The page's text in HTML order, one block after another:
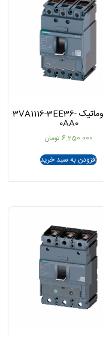
کلید اتوماتیک 3VA1116-3EE36-
0AA0
6.250.000 تومان
افزودن به سبد خرید